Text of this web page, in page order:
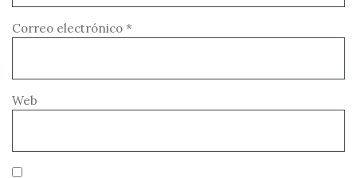
Correo electrónico *
Web